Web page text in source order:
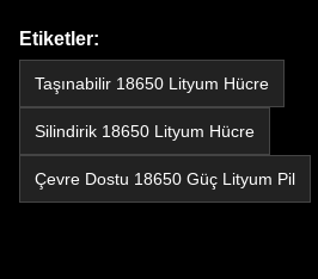
Etiketler:
Taşınabilir 18650 Lityum Hücre
Silindirik 18650 Lityum Hücre
Çevre Dostu 18650 Güç Lityum Pil